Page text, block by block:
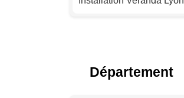
Installation Veranda Nice
Département